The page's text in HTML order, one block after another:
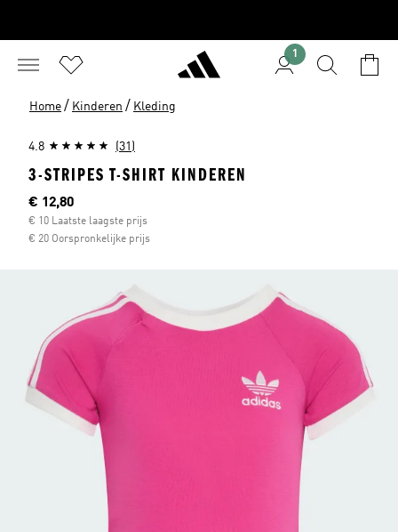
1
Home / Kinderen / Kleding
4.8 (31)
3-STRIPES T-SHIRT KINDEREN
Current price
€ 12,80
€ 10 Laatste laagste prijs
€ 20 Oorspronkelijke prijs